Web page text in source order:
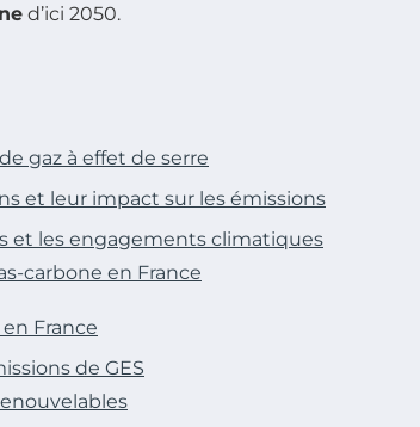
d’ici 2050.
gaz à effet de serre
et leur impact sur les émissions
et les engagements climatiques
carbone en France
France
de GES